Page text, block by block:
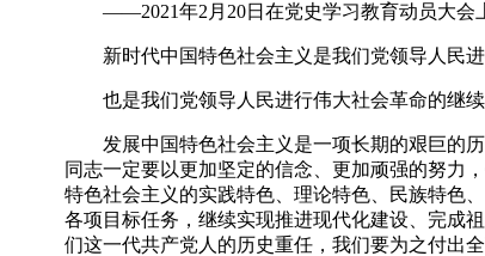
——2021年2月20日在党史学习教育动员大会
新时代中国特色社会主义是我们党领导人民进
也是我们党领导人民进行伟大社会革命的继续
发展中国特色社会主义是一项长期的艰巨的历
同志一定要以更加坚定的信念、更加顽强的努力
特色社会主义的实践特色、理论特色、民族特色
各项目标任务，继续实现推进现代化建设、完成
们这一代共产党人的历史重任，我们要为之付出全